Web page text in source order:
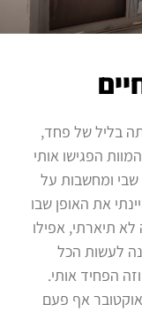
בליל של פחד,
הפגישו אותי
שבי ומחשבות על
את האופן שבו
תיארתי, אפילו
לעשות הכל
הפחיד אותי.
חווה את ה7 באוקטובר אף פעם